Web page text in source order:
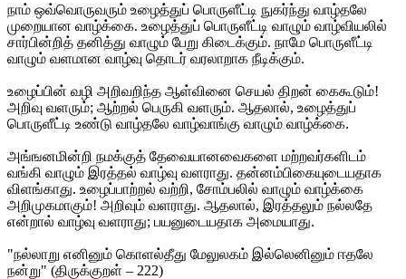
நாம் ஒவ்வொருவரும் உழைத்துப் பொருளீட்டி நுகர்ந்து வாழ்தலே
முறையான வாழ்க்கை. உழைத்துப் பொருளீட்டி வாழும் வாழ்வியலில்
சார்பின்றித் தனித்து வாழும் பேறு கிடைக்கும். நாமே பொருளீட்டி
வாழும் வளமான வாழ்வு தொடர் வரலாறாக நீடிக்கும்.
உழைப்பின் வழி அறிவறிந்த ஆள்வினை செயல் திறன் கைகூடும்!
அறிவு வளரும்; ஆற்றல் பெருகி வளரும். ஆதலால், உழைத்துப்
பொருளீட்டி உண்டு வாழ்தலே வாழ்வாங்கு வாழும் வாழ்க்கை.
அங்ஙனமின்றி நமக்குத் தேவையானவைகளை மற்றவர்களிடம்
வங்கி வாழும் இரத்தல் வாழ்வு வளராது. தன்னம்பிகையுடையதாக
விளங்காது. உழைப்பாற்றல் வற்றி, சோம்பலில் வாழும் வாழ்க்கை
அறிமுகமாகும்! அறிவும் வளராது. ஆதலால், இரத்தலும் நல்லதே
என்றால் வாழ்வு வளராது; பயனுடையதாக அமையாது.
"நல்லாறு எனினும் கொளல்தீது மேலுலகம் இல்லெனினும் ஈதலே
நன்று" (திருக்குறள் – 222)